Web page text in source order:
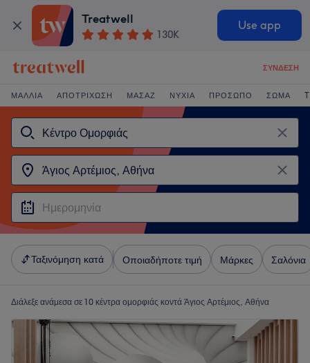
Treatwell
130K
Use app
ΣΎΝΔΕΣΗ
ΜΑΛΛΙΆ ΑΠΟΤΡΊΧΩΣΗ ΜΑΣΆΖ ΝΎΧΙΑ ΠΡΌΣΩΠΟ ΣΏΜΑ
Ταξινόμηση κατά Οποιαδήποτε τιμή Μάρκες Σαλόνια
Διάλεξε ανάμεσα σε 10 κέντρα ομορφιάς κοντά Άγιος Αρτέμιος, Αθήνα